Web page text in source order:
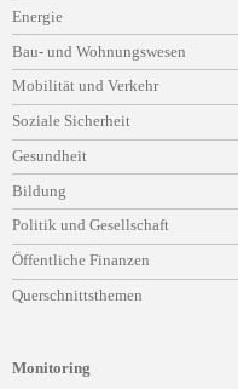
Energie
Bau- und Wohnungswesen
Mobilität und Verkehr
Soziale Sicherheit
Gesundheit
Bildung
Politik und Gesellschaft
Öffentliche Finanzen
Querschnittsthemen
Monitoring